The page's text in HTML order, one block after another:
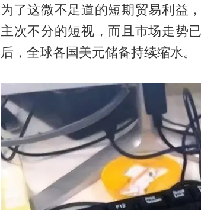
为了这微不足道的短期贸易利益
主次不分的短视，而且市场走势
后，全球各国美元储备持续缩水。